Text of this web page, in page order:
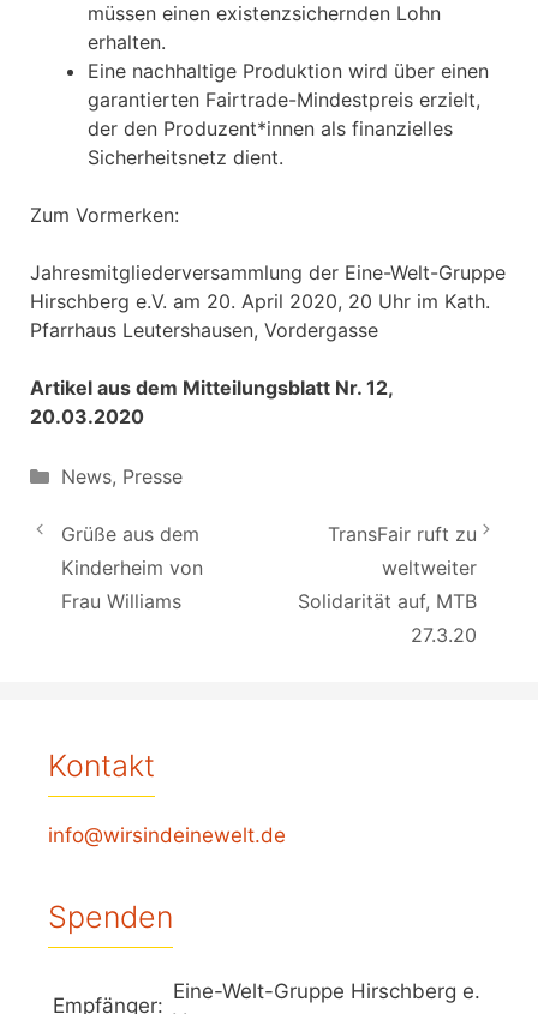
müssen einen existenzsichernden Lohn
erhalten.
Eine nachhaltige Produktion wird über einen
garantierten Fairtrade-Mindestpreis erzielt,
der den Produzent*innen als finanzielles
Sicherheitsnetz dient.
Zum Vormerken:
Jahresmitgliederversammlung der Eine-Welt-Gruppe
Hirschberg e.V. am 20. April 2020, 20 Uhr im Kath.
Pfarrhaus Leutershausen, Vordergasse
Artikel aus dem Mitteilungsblatt Nr. 12,
20.03.2020
Kategorien
News, Presse
Grüße aus dem
Kinderheim von
Frau Williams
TransFair ruft zu
weltweiter
Solidarität auf, MTB
27.3.20
Kontakt
info@wirsindeinewelt.de
Spenden
Empfänger:
Eine-Welt-Gruppe Hirschberg e.